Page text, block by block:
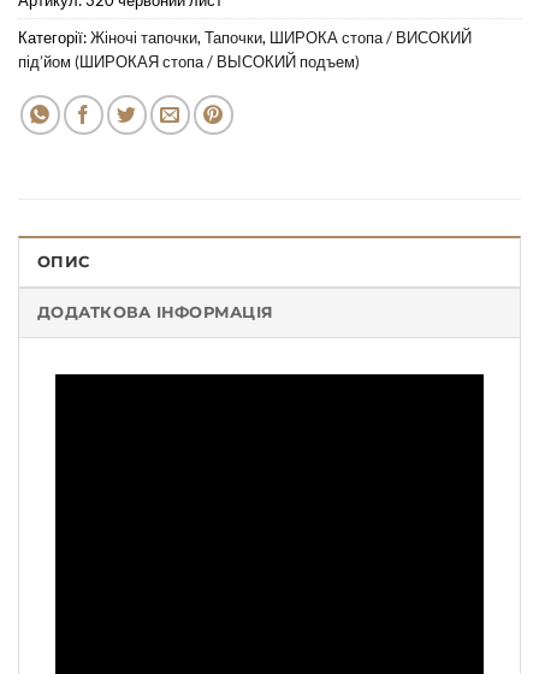
Категорії:Жіночі тапочки,Тапочки, ШИРОКА стопа / ВИСОКИЙ
під’йом (ШИРОКАЯ стопа / ВЫСОКИЙ подъем)
ОПИС
ДОДАТКОВА ІНФОРМАЦІЯ